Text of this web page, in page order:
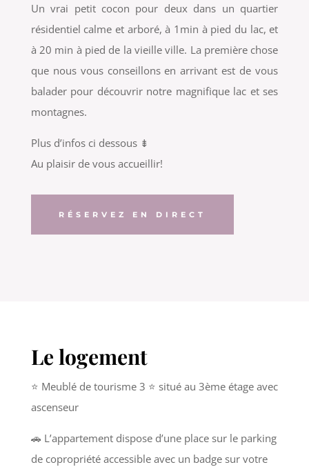
Un vrai petit cocon pour deux dans un quartier
résidentiel calme et arboré, à 1min à pied du lac, et
à 20 min à pied de la vieille ville. La première chose
que nous vous conseillons en arrivant est de vous
balader pour découvrir notre magnifique lac et ses
montagnes.
Plus d’infos ci dessous ⇟
Au plaisir de vous accueillir!
RÉSERVEZ EN DIRECT
Le logement
⭐️ Meublé de tourisme 3 ⭐️ situé au 3ème étage avec
ascenseur
🚗 L’appartement dispose d’une place sur le parking
de copropriété accessible avec un badge sur votre